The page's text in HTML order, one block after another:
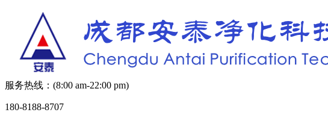
服务热线：(8:00 am-22:00 pm)
180-8188-8707